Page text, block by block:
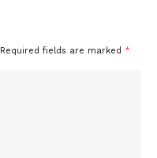
Required fields are marked *